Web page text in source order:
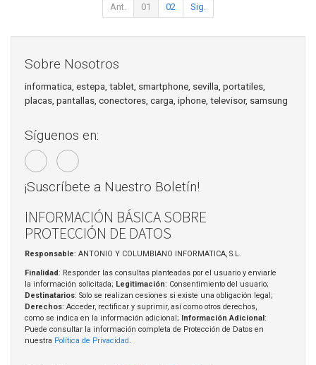
Ant. 01 02 Sig.
Sobre Nosotros
informatica, estepa, tablet, smartphone, sevilla, portatiles,
placas, pantallas, conectores, carga, iphone, televisor, samsung
Síguenos en:
¡Suscríbete a Nuestro Boletín!
INFORMACIÓN BÁSICA SOBRE
PROTECCIÓN DE DATOS
Responsable: ANTONIO Y COLUMBIANO INFORMATICA, S.L.
Finalidad: Responder las consultas planteadas por el usuario y enviarle
la información solicitada; Legitimación: Consentimiento del usuario;
Destinatarios: Solo se realizan cesiones si existe una obligación legal;
Derechos: Acceder, rectificar y suprimir, así como otros derechos,
como se indica en la información adicional; Información Adicional:
Puede consultar la información completa de Protección de Datos en
nuestra Política de Privacidad.